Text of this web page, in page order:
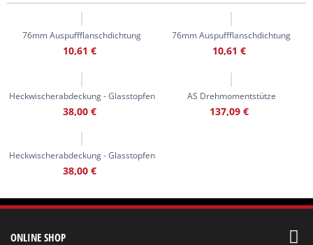
76mm Auspuffflanschdichtung
10,61 €
76mm Auspuffflanschdichtung
10,61 €
Heckwischerabdeckung - Glasstopfen
38,00 €
AS Drehmomentstütze
137,09 €
Heckwischerabdeckung - Glasstopfen
38,00 €
ONLINE SHOP